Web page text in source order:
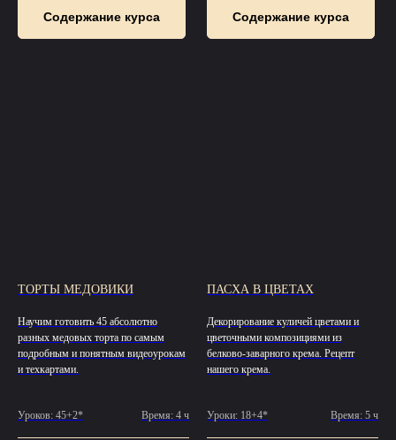
Содержание курса Содержание курса
ТОРТЫ МЕДОВИКИ
Научим готовить 45 абсолютно
разных медовых торта по самым
подробным и понятным видеоурокам
и техкартами.
Уроков: 45+2* Время: 4 ч
ПАСХА В ЦВЕТАХ
Декорирование куличей цветами и
цветочными композициями из
белково-заварного крема. Рецепт
нашего крема.
Уроки: 18+4* Время: 5 ч